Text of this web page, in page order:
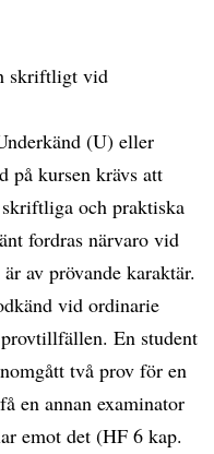
skriftligt vid
(U) eller
på kursen krävs att
och praktiska
fordras närvaro vid
av prövande karaktär.
vid ordinarie
En student
två prov för en
en annan examinator
emot det (HF 6 kap.